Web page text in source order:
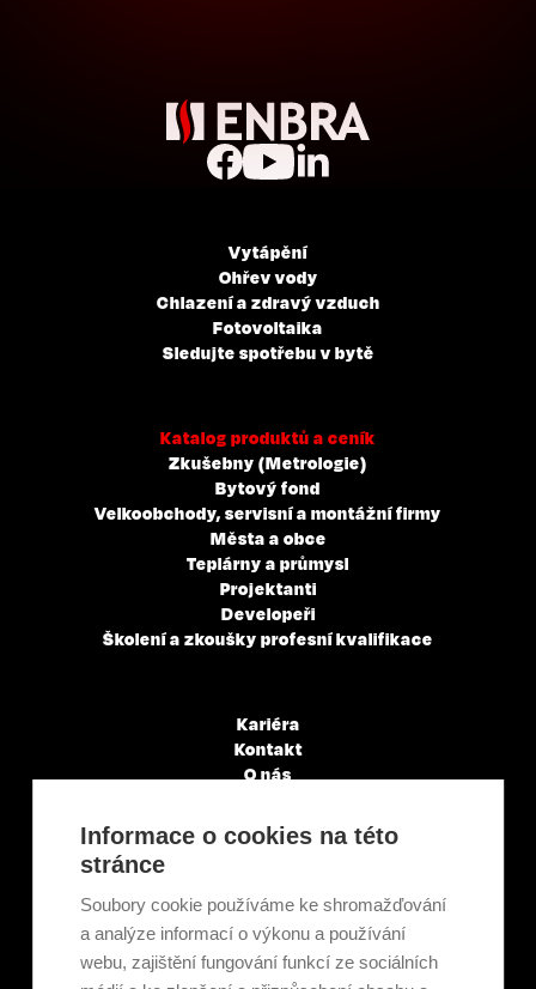
Vytápění
Ohřev vody
Chlazení a zdravý vzduch
Fotovoltaika
Sledujte spotřebu v bytě
Katalog produktů a ceník
Zkušebny (Metrologie)
Bytový fond
Velkoobchody, servisní a montážní firmy
Města a obce
Teplárny a průmysl
Projektanti
Developeři
Školení a zkoušky profesní kvalifikace
Kariéra
Kontakt
O nás
Články a novinky
GDPR & Cookies
Ekologická recyklace
Projekty EU
Intranet - Přihlášení
Přihlášení
Informace o cookies na této
stránce
Soubory cookie používáme ke shromažďování
a analýze informací o výkonu a používání
webu, zajištění fungování funkcí ze sociálních